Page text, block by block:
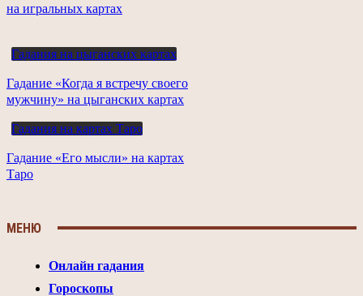
на игральных картах
Гадания на цыганских картах
Гадание «Когда я встречу своего
мужчину» на цыганских картах
Гадания на картах Таро
Гадание «Его мысли» на картах
Таро
МЕНЮ
Онлайн гадания
Гороскопы